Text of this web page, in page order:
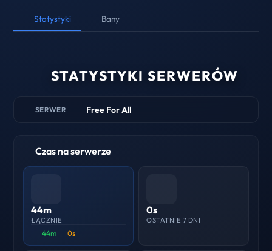
Statystyki Bany
STATYSTYKI SERWERÓW
SERWER Free For All
Czas na serwerze
44m
ŁĄCZNIE
44m 0s
0s
OSTATNIE 7 DNI